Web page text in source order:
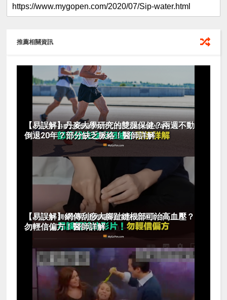
推薦相關資訊
【易誤解】丹麥大學研究的雙腿保健？兩週不動
倒退20年？部分缺乏脈絡！醫師詳解
【易誤解】網傳刮痧大腳趾縫根部可治高血壓？
勿輕信偏方！醫師詳解